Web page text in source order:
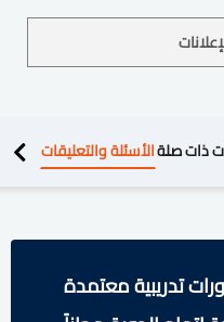
ذات صلةالأسئلة والتعليقات
تدريبية معتمدة